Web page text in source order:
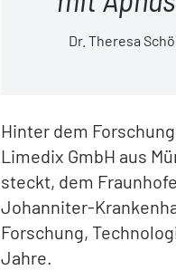
Dr. Theresa
Hinter dem
Limedix GmbH aus
steckt, dem
Johanniter-
Forschung,
Jahre.